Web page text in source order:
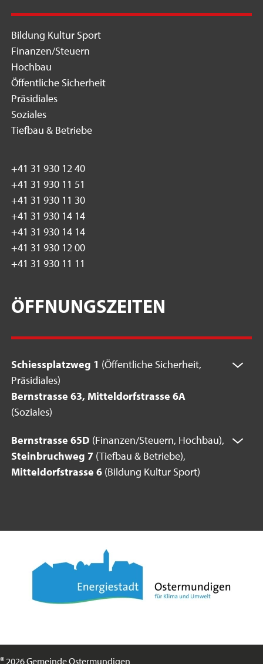
Bildung Kultur Sport
Finanzen/Steuern
Hochbau
Öffentliche Sicherheit
Präsidiales
Soziales
Tiefbau & Betriebe
+41 31 930 12 40
+41 31 930 11 51
+41 31 930 11 30
+41 31 930 14 14
+41 31 930 14 14
+41 31 930 12 00
+41 31 930 11 11
ÖFFNUNGSZEITEN
Schiessplatzweg 1 (Öffentliche Sicherheit,
Präsidiales)
Bernstrasse 63, Mitteldorfstrasse 6A
(Soziales)
Bernstrasse 65D (Finanzen/Steuern, Hochbau),
Steinbruchweg 7 (Tiefbau & Betriebe),
Mitteldorfstrasse 6 (Bildung Kultur Sport)
© 2026 Gemeinde Ostermundigen